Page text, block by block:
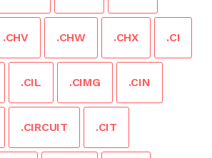
.CHV .CHW .CHX .CI
.CIL .CIMG .CIN
.CIRCUIT .CIT